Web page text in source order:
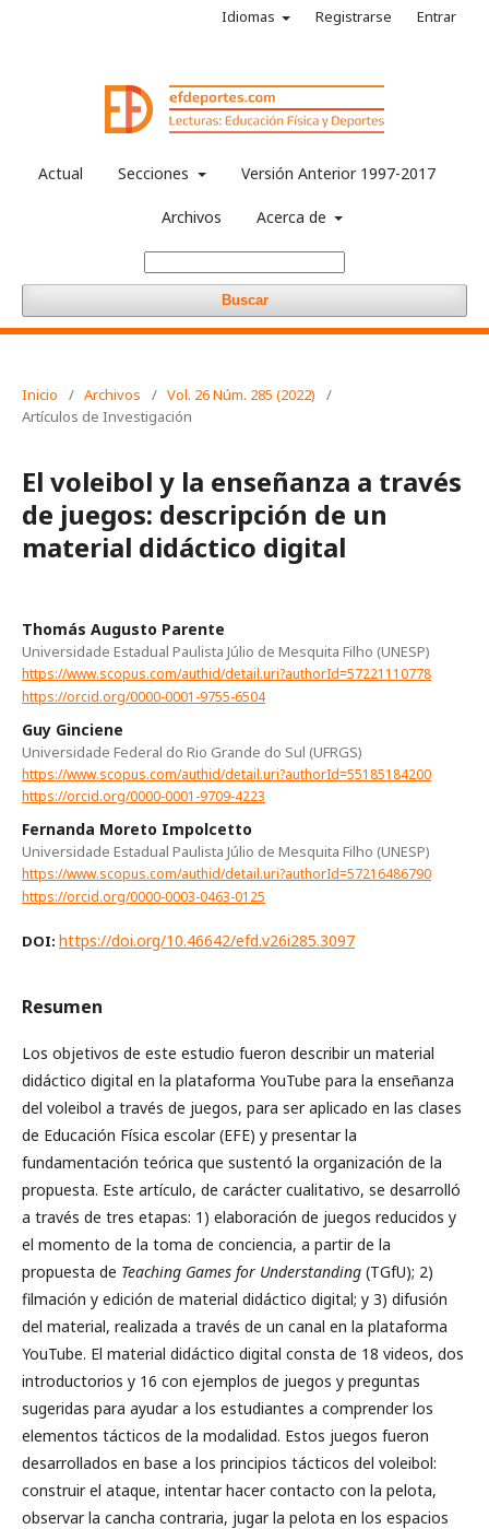
Actual Secciones Versión Anterior 1997-2017
Archivos Acerca de
Buscar
Idiomas Registrarse Entrar
Inicio / Archivos / Vol. 26 Núm. 285 (2022)
/
Artículos de Investigación
El voleibol y la enseñanza a través
de juegos: descripción de un
material didáctico digital
Thomás Augusto Parente
Universidade Estadual Paulista Júlio de Mesquita Filho (UNESP)
https://www.scopus.com/authid/detail.uri?authorId=57221110778
https://orcid.org/0000-0001-9755-6504
Guy Ginciene
Universidade Federal do Rio Grande do Sul (UFRGS)
https://www.scopus.com/authid/detail.uri?authorId=55185184200
https://orcid.org/0000-0001-9709-4223
Fernanda Moreto Impolcetto
Universidade Estadual Paulista Júlio de Mesquita Filho (UNESP)
https://www.scopus.com/authid/detail.uri?authorId=57216486790
https://orcid.org/0000-0003-0463-0125
DOI: https://doi.org/10.46642/efd.v26i285.3097
Resumen
Los objetivos de este estudio fueron describir un material
didáctico digital en la plataforma YouTube para la enseñanza
del voleibol a través de juegos, para ser aplicado en las clases
de Educación Física escolar (EFE) y presentar la
fundamentación teórica que sustentó la organización de la
propuesta. Este artículo, de carácter cualitativo, se desarrolló
a través de tres etapas: 1) elaboración de juegos reducidos y
el momento de la toma de conciencia, a partir de la
propuesta de Teaching Games for Understanding (TGfU); 2)
filmación y edición de material didáctico digital; y 3) difusión
del material, realizada a través de un canal en la plataforma
YouTube. El material didáctico digital consta de 18 videos, dos
introductorios y 16 con ejemplos de juegos y preguntas
sugeridas para ayudar a los estudiantes a comprender los
elementos tácticos de la modalidad. Estos juegos fueron
desarrollados en base a los principios tácticos del voleibol:
construir el ataque, intentar hacer contacto con la pelota,
observar la cancha contraria, jugar la pelota en los espacios